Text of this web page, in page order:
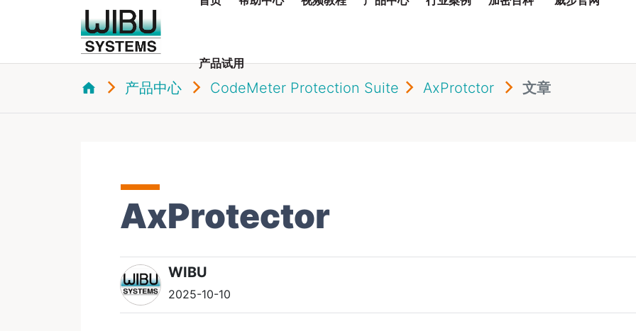
产品试用
产品中心 CodeMeter Protection Suite AxProtctor 文章
AxProtector
WIBU
2025-10-10